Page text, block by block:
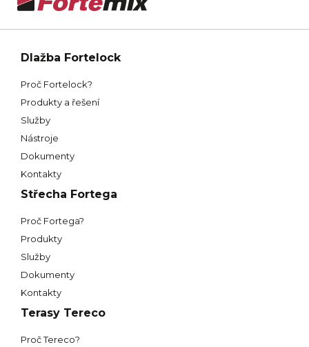
Dlažba Fortelock
Proč Fortelock?
Produkty a řešení
Služby
Nástroje
Dokumenty
Kontakty
Střecha Fortega
Proč Fortega?
Produkty
Služby
Dokumenty
Kontakty
Terasy Tereco
Proč Tereco?